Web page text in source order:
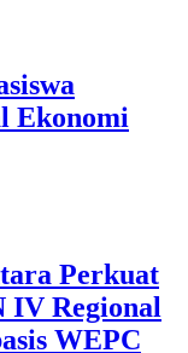
Ekonomi
Perkuat
IV Regional
WEPC